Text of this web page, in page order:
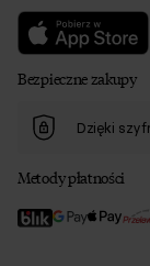
Bezpieczne zakupy
Dzięki
Metody płatności